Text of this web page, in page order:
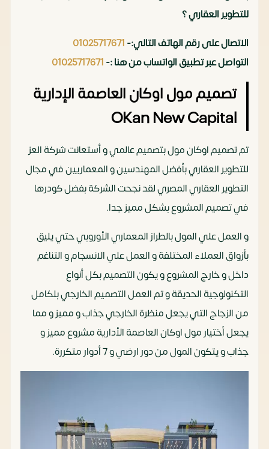
للتطوير العقاري ؟
الاتصال على رقم الهاتف التالي:-01025717671
التواصل عبر تطبيق الواتساب من هنا :-01025717671
تصميم مول اوكان العاصمة الإدارية
OKan New Capital
تم تصميم اوكان مول بتصميم عالمي و أستعانت شركة العز
للتطوير العقاري بأفضل المهندسين و المعماريين في مجال
التطوير العقاري المصري لقد نجحت الشركة بفضل كودرها
في تصميم المشروع بشكل مميز جدا.
و العمل علي المول بالطراز المعماري الأوروبي حتي يليق
بأزواق العملاء المختلفة و العمل علي الانسجام و التناغم
داخل و خارج المشروع و يكون التصميم بكل أنواع
التكنولوجية الحديقة و تم العمل التصميم الخارجي بلكامل
من الزجاج التي يجعل منظرة الخارجي جذاب و مميز و مما
يجعل أختيار مول اوكان العاصمة الأدارية مشروع مميز و
جذاب و يتكون المول من دور ارضي و 7 أدوار متكررة.